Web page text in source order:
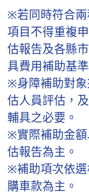
※若同時符合
項目不得重複
估報告及各縣
具費用補助基
※身障補助對
估人員評估，
輔具之必要。
※實際補助金
估報告為主。
※補助項次依
購車款為主。